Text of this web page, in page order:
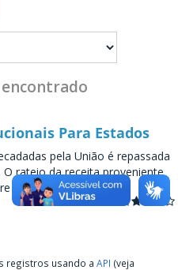
Para Estados
pela União é repassada
rateio da receita proveniente
os entes...
registros usando a API (veja